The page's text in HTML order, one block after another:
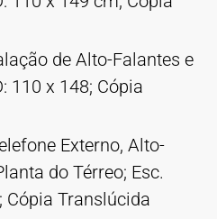
de Alto-Falantes e
110 x 148; Cópia
Externo, Alto-
do Térreo; Esc.
Cópia Translúcida